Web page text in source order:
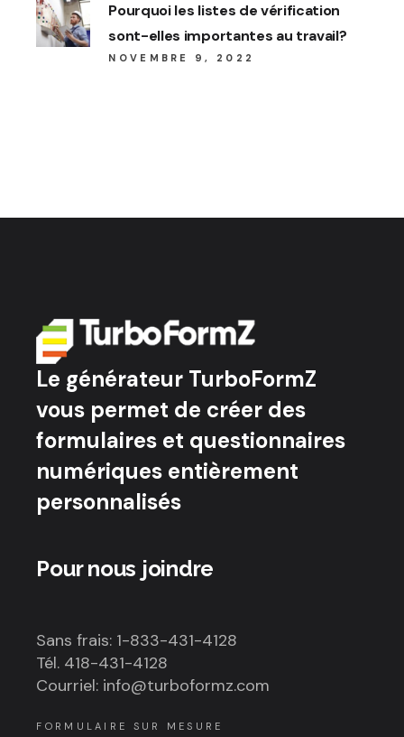
Pourquoi les listes de vérification
sont-elles importantes au travail?
NOVEMBRE 9, 2022
Le générateur TurboFormZ
vous permet de créer des
formulaires et questionnaires
numériques entièrement
personnalisés
Pour nous joindre
Sans frais: 1-833-431-4128
Tél. 418-431-4128
Courriel: info@turboformz.com
FORMULAIRE SUR MESURE